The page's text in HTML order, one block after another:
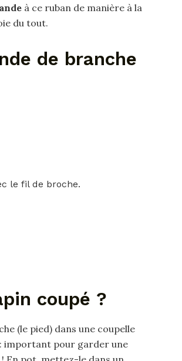
à ce ruban de manière à la
du tout.
de branche
le fil de broche.
coupé ?
(le pied) dans une coupelle
: important pour garder une